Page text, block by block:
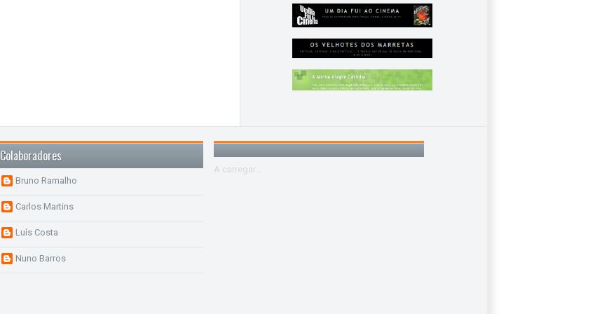
Colaboradores
Bruno Ramalho
Carlos Martins
Luís Costa
Nuno Barros
A carregar...